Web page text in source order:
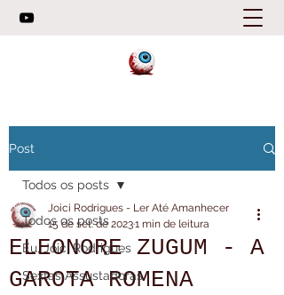
Post
Todos os posts
Eu, Joici Rodrigues
Sextas Assustadoras
Todos os posts
ELEONORE ZUGUM - A
GAROTA ROMENA
Joici Rodrigues - Ler Até Amanhecer
15 de set. de 20231 min de leitura